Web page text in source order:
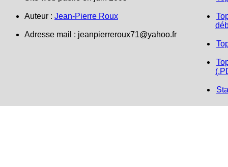
Auteur : Jean-Pierre Roux
Adresse mail : jeanpierreroux71@yahoo.fr